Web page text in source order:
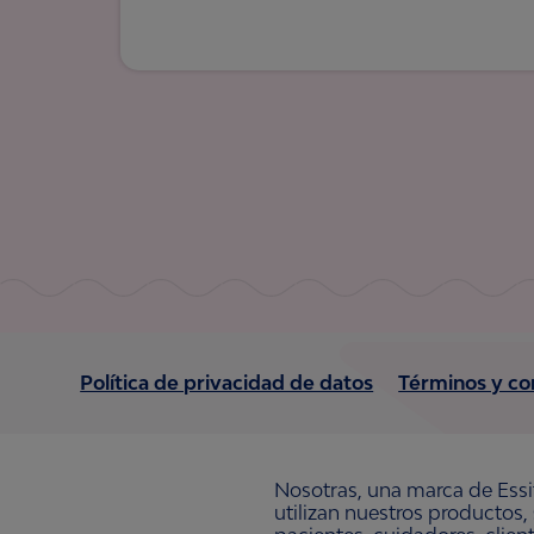
Política de privacidad de datos Términos y
Nosotras, una marca de
utilizan nuestros